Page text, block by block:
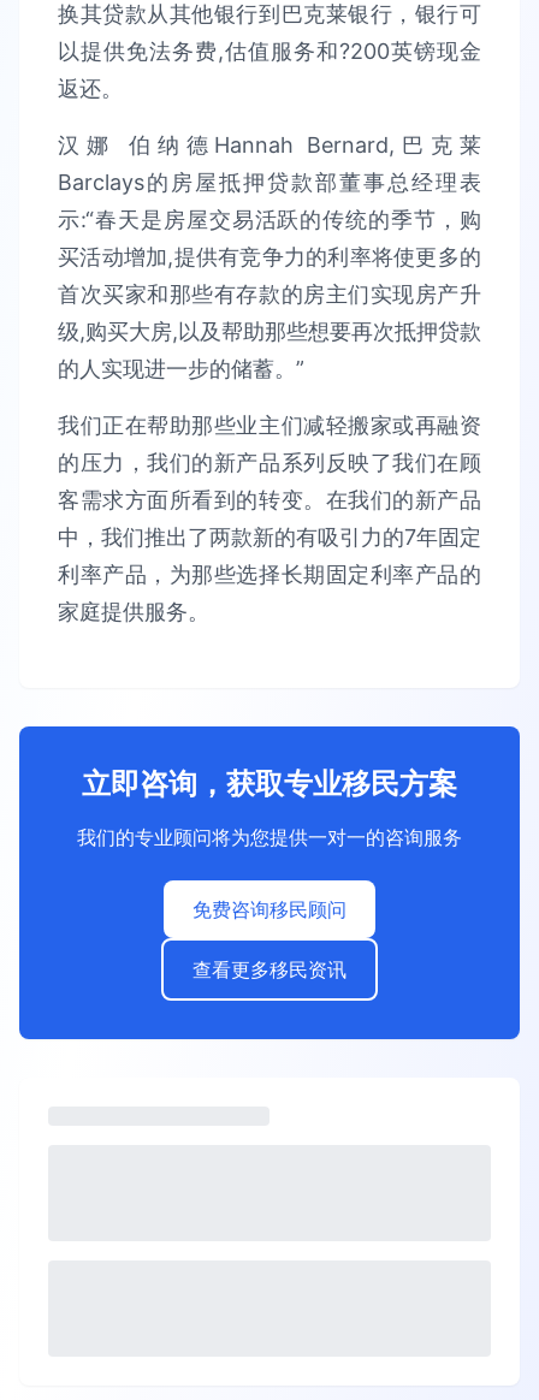
换其贷款从其他银行到巴克莱银行，银行可
以提供免法务费,估值服务和?200英镑现金
返还。
汉娜 伯纳德Hannah Bernard,巴克莱
Barclays的房屋抵押贷款部董事总经理表
示:“春天是房屋交易活跃的传统的季节，购
买活动增加,提供有竞争力的利率将使更多的
首次买家和那些有存款的房主们实现房产升
级,购买大房,以及帮助那些想要再次抵押贷款
的人实现进一步的储蓄。”
我们正在帮助那些业主们减轻搬家或再融资
的压力，我们的新产品系列反映了我们在顾
客需求方面所看到的转变。在我们的新产品
中，我们推出了两款新的有吸引力的7年固定
利率产品，为那些选择长期固定利率产品的
家庭提供服务。
立即咨询，获取专业移民方案
我们的专业顾问将为您提供一对一的咨询服务
免费咨询移民顾问
查看更多移民资讯